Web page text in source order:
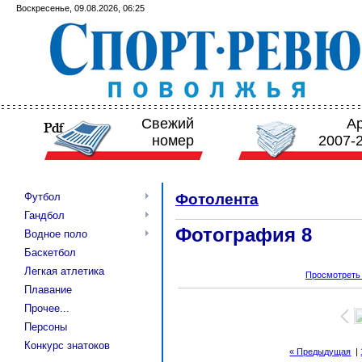
Воскресенье, 09.08.2026, 06:25
Свежий
номер
2007-
Футбол
Гандбол
Водное поло
Баскетбол
Легкая атлетика
Плавание
Прочее...
Персоны
Конкурс знатоков
Фотолента
Фотография 8
« Предыдущая |